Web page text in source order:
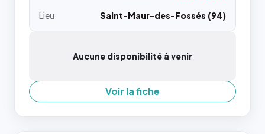
Lieu
Saint-Maur-des-Fossés (94)
Aucune disponibilité à venir
Voir la fiche